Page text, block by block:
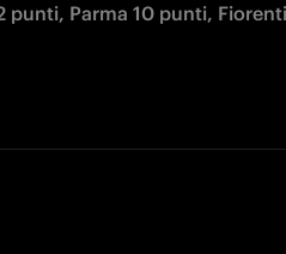
punti, Parma 10 punti,